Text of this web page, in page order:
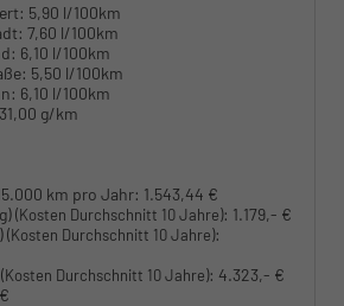
5,90 l/100km
7,60 l/100km
6,10 l/100km
5,50 l/100km
6,10 l/100km
g/km
km pro Jahr: 1.543,44 €
(Kosten Durchschnitt 10 Jahre): 1.179,- €
(Kosten Durchschnitt 10 Jahre):
(Kosten Durchschnitt 10 Jahre): 4.323,- €